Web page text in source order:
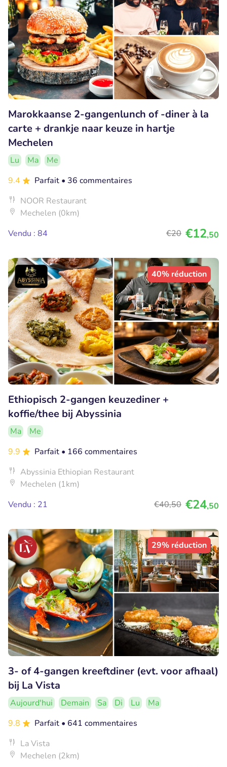
Marokkaanse 2-gangenlunch of -diner à la
carte + drankje naar keuze in hartje
Mechelen
Lu Ma
Me
9.4
Parfait • 36 commentaires
NOOR Restaurant
Mechelen (0km)
Vendu : 84
€20 €12,50
40% réduction
Ethiopisch 2-gangen keuzediner +
koffie/thee bij Abyssinia
Ma
Me
9.9
Parfait • 166 commentaires
Abyssinia Ethiopian Restaurant
Mechelen (1km)
Vendu : 21
€40,50 €24,50
29% réduction
3- of 4-gangen kreeftdiner (evt. voor afhaal)
bij La Vista
Aujourd'hui Demain Sa Di Lu
Ma
9.8
Parfait • 641 commentaires
La Vista
Mechelen (2km)